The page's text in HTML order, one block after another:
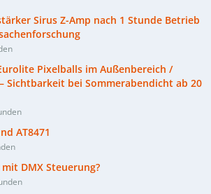
Sirus Z-Amp nach 1 Stunde Betrieb
Pixelballs im Außenbereich /
Sichtbarkeit bei Sommerabendicht ab 20
AT8471
DMX Steuerung?